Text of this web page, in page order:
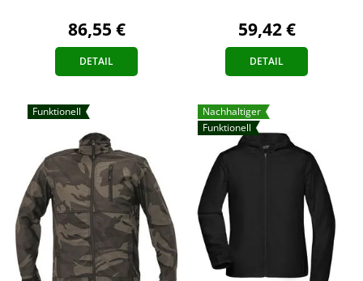
86,55 €
DETAIL
59,42 €
DETAIL
Funktionell
Nachhaltiger
Funktionell